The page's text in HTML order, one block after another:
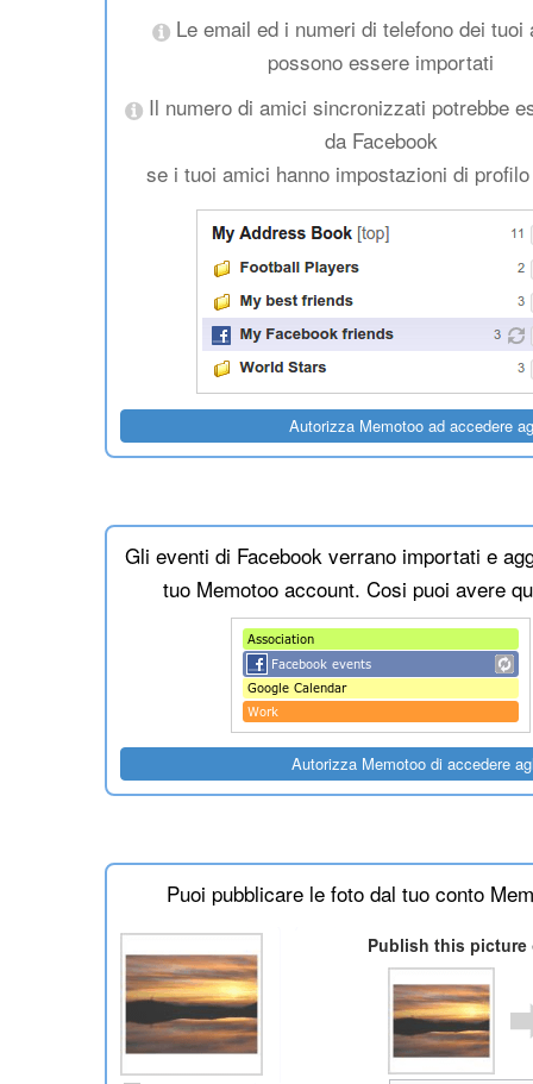
Le email ed i numeri di telefono dei tuoi
possono essere importati
Il numero di amici sincronizzati potrebbe
da Facebook
se i tuoi amici hanno impostazioni di
Gli eventi di Facebook verrano importati e
tuo Memotoo account. Cosi puoi avere
Puoi pubblicare le foto dal tuo conto